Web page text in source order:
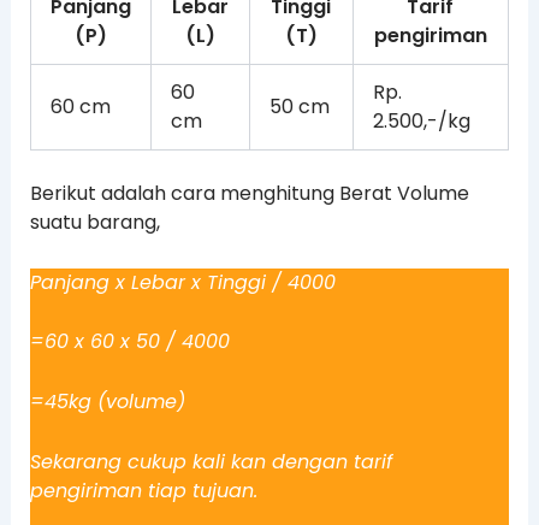
Panjang
(P)
Lebar
(L)
Tinggi
(T)
Tarif
pengiriman
60 cm
60
cm
50 cm
Rp.
2.500,-/kg
Berikut adalah cara menghitung Berat Volume
suatu barang,
Panjang x Lebar x Tinggi / 4000
=60 x 60 x 50 / 4000
=45kg (volume)
Sekarang cukup kali kan dengan tarif
pengiriman tiap tujuan.